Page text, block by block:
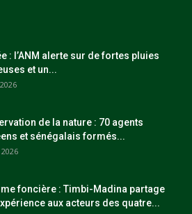
: l’ANM alerte sur de fortes pluies
et un...
de la nature : 70 agents
et sénégalais formés...
foncière : Timbi-Madina partage
aux acteurs des quatre...